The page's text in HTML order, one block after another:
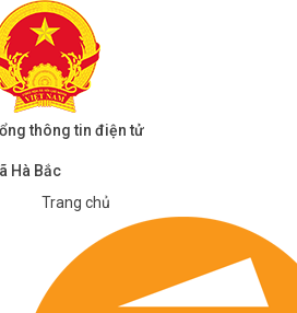
thông tin điện tử
Hà Bắc
Trang chủ